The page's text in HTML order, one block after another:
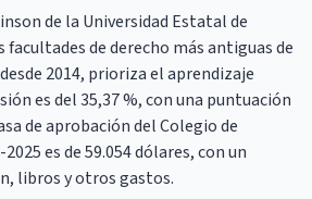
de la Universidad Estatal de
facultades de derecho más antiguas de
2014, prioriza el aprendizaje
es del 35,37 %, con una puntuación
de aprobación del Colegio de
es de 59.054 dólares, con un
libros y otros gastos.